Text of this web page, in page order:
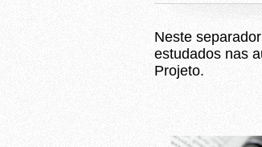
Neste
estudados nas
Projeto.